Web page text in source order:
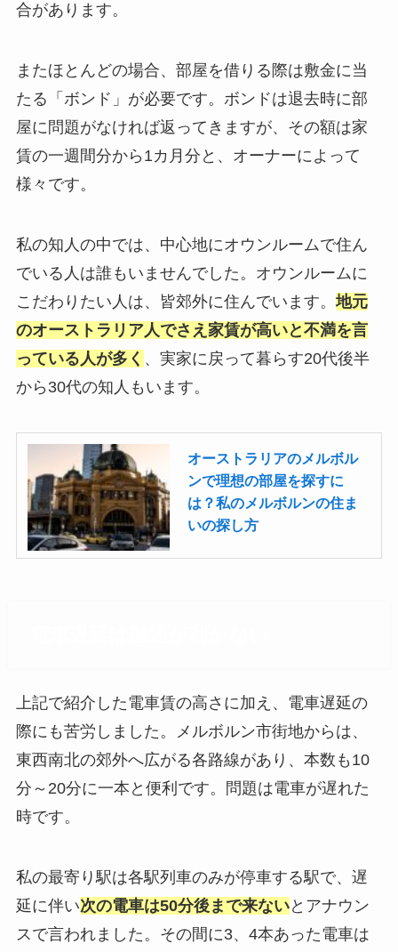
合があります。
またほとんどの場合、部屋を借りる際は敷金に当
たる「ボンド」が必要です。ボンドは退去時に部
屋に問題がなければ返ってきますが、その額は家
賃の一週間分から1カ月分と、オーナーによって
様々です。
私の知人の中では、中心地にオウンルームで住ん
でいる人は誰もいませんでした。オウンルームに
こだわりたい人は、皆郊外に住んでいます。地元
のオーストラリア人でさえ家賃が高いと不満を言
っている人が多く 、実家に戻って暮らす20代後半
から30代の知人もいます。
オーストラリアのメルボル
ンで理想の部屋を探すに
は？私のメルボルンの住ま
いの探し方
上記で紹介した電車賃の高さに加え、電車遅延の
際にも苦労しました。メルボルン市街地からは、
東西南北の郊外へ広がる各路線があり、本数も10
分～20分に一本と便利です。問題は電車が遅れた
時です。
私の最寄り駅は各駅列車のみが停車する駅で、遅
延に伴い次の電車は50分後まで来ないとアナウン
スで言われました。その間に3、4本あった電車は